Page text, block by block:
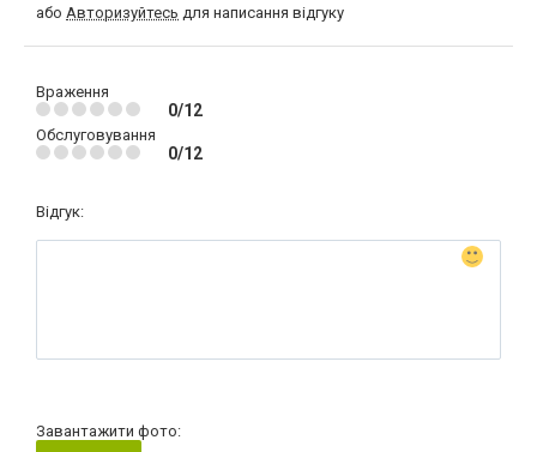
або Авторизуйтесь для написання відгуку
Враження
0/12
Обслуговування
0/12
Відгук:
Завантажити фото: